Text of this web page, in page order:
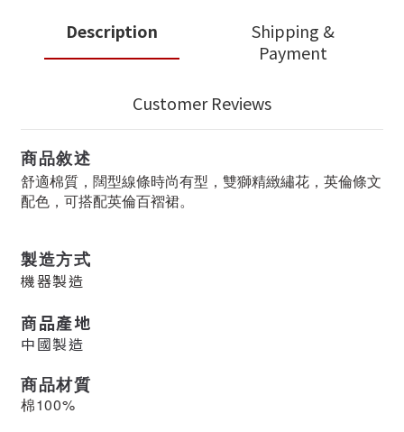
Description
Shipping &
Payment
Customer Reviews
商品敘述
舒適棉質，闊型線條時尚有型，雙獅精緻繡花，英倫條文
配色，可搭配英倫百褶裙。
製造方式
機器製造
商品產地
中國製造
商品材質
棉100%